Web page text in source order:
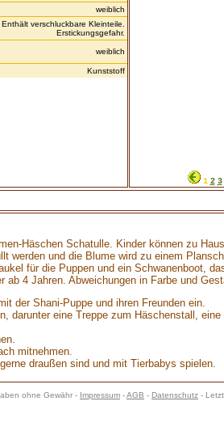
weiblich
verschluckbare Kleinteile.
Erstickungsgefahr.
weiblich
Kunststoff
1 2 3
Häschen Schatulle. Kinder können zu
und die Blume wird zu einem
für die Puppen und ein Schwanenboot,
4 Jahren. Abweichungen in Farbe und
der Shani-Puppe und ihren Freunden ein.
darunter eine Treppe zum Häschenstall,
mitnehmen.
draußen sind und mit Tierbabys spielen.
ohne Gewähr - Impressum -AGB - Datenschutz -